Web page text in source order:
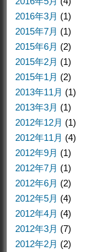
2016年3月 (1)
2015年7月 (1)
2015年6月 (2)
2015年2月 (1)
2015年1月 (2)
2013年11月 (1)
2013年3月 (1)
2012年12月 (1)
2012年11月 (4)
2012年9月 (1)
2012年7月 (1)
2012年6月 (2)
2012年5月 (4)
2012年4月 (4)
2012年3月 (7)
2012年2月 (2)